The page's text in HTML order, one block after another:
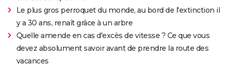
Le plus gros perroquet du monde, au bord de l'extinction il
y a 30 ans, renaît grâce à un arbre
Quelle amende en cas d'excès de vitesse ? Ce que vous
devez absolument savoir avant de prendre la route des
vacances